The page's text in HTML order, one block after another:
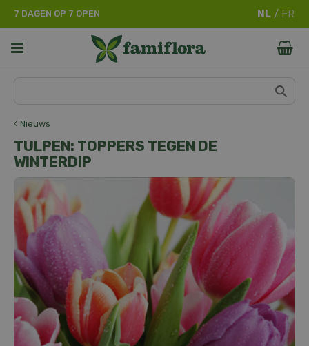
Nieuws
7 DAGEN OP 7 OPEN
TULPEN: TOPPERS TEGEN DE
WINTERDIP